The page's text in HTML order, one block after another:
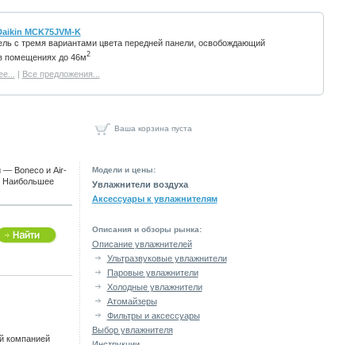
MCK75JVM-K
с тремя вариантами цвета передней панели, освобождающий
помещениях до 46м2
| Все предложения...
Ваша корзина пуста
— Boneco и Air-
Наибольшее
компанией
Модели и цены:
Увлажнители воздуха
Аксессуары к увлажнителям
Описания и обзоры рынка:
Описание увлажнителей
Ультразвуковые увлажнители
Паровые увлажнители
Холодные увлажнители
Атомайзеры
Фильтры и аксессуары
Выбор увлажнителя